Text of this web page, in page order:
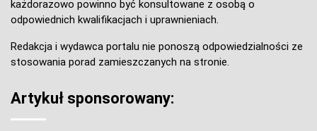
każdorazowo powinno być konsultowane z osobą o
odpowiednich kwalifikacjach i uprawnieniach.
Redakcja i wydawca portalu nie ponoszą odpowiedzialności ze
stosowania porad zamieszczanych na stronie.
Artykuł sponsorowany: